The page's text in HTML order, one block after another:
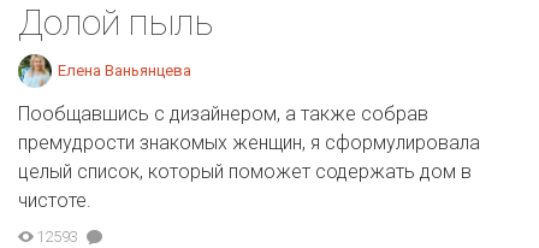
Долой пыль
Елена Ваньянцева
Пообщавшись с дизайнером, а также собрав
премудрости знакомых женщин, я сформулировала
целый список, который поможет содержать дом в
чистоте.
12593